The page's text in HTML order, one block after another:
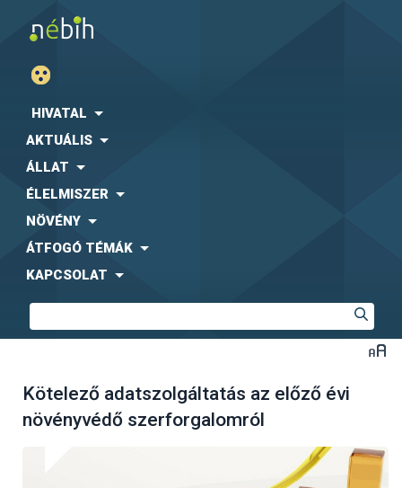
HIVATAL
AKTUÁLIS
ÁLLAT
ÉLELMISZER
NÖVÉNY
ÁTFOGÓ TÉMÁK
KAPCSOLAT
Kötelező adatszolgáltatás az előző évi
növényvédő szerforgalomról